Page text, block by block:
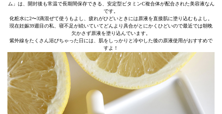
ム」は、開封後も常温で長期間保存できる、安定型ビタミンC複合体が配合された美容液なん
です。
化粧水に2〜3滴混ぜて使うもよし、疲れがひどいときには原液を直接肌に塗り込むもよし。
現在妊娠39週目の私、寝不足が続いていてどんより具合がとにかくひどいので最近では朝晩
欠かさず原液を塗り込んでいます。
紫外線をたくさん浴びちゃった日には、肌をしっかりと冷やした後の原液使用がおすすめで
すよ！